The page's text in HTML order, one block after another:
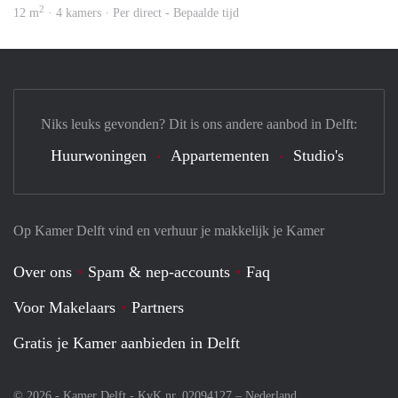
12 m2 · 4 kamers · Per direct - Bepaalde tijd
Op Kamer Delft vind en verhuur je makkelijk je Kamer
Over ons Spam & nep-accounts
Faq
Voor Makelaars
Partners
Gratis je Kamer aanbieden in Delft
Niks leuks gevonden? Dit is ons andere aanbod in Delft:
Huurwoningen Appartementen Studio's